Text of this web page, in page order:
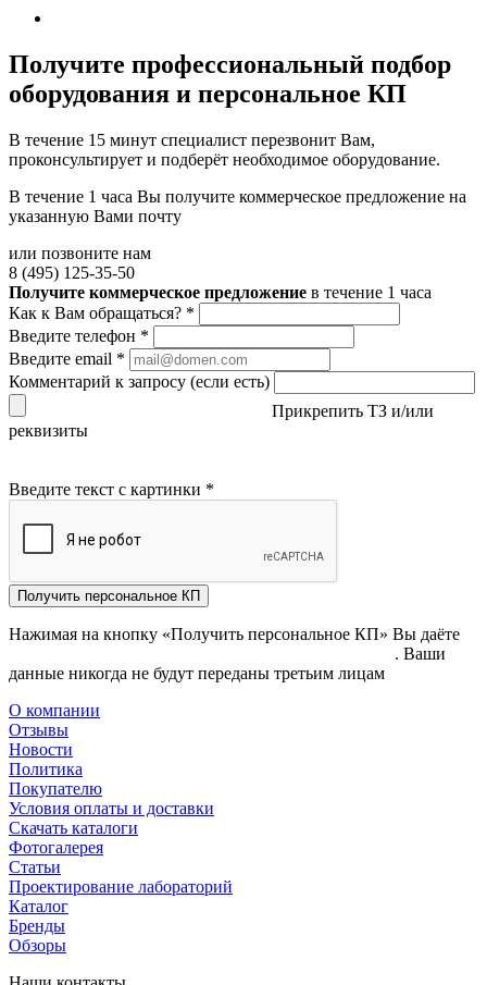
Получите профессиональный подбор
оборудования и персональное КП
В течение 15 минут специалист перезвонит Вам,
проконсультирует и подберёт необходимое оборудование.
В течение 1 часа Вы получите коммерческое предложение на
указанную Вами почту
или позвоните нам
8 (495) 125-35-50
Получите коммерческое предложение в течение 1 часа
Как к Вам обращаться? *
Введите телефон *
Введите email *
Комментарий к запросу (если есть)
Прикрепить ТЗ и/или
реквизиты
Введите текст с картинки *
Получить персональное КП
Нажимая на кнопку «Получить персональное КП» Вы даёте
. Ваши
данные никогда не будут переданы третьим лицам
О компании
Отзывы
Новости
Политика
Покупателю
Условия оплаты и доставки
Скачать каталоги
Фотогалерея
Статьи
Проектирование лабораторий
Каталог
Бренды
Обзоры